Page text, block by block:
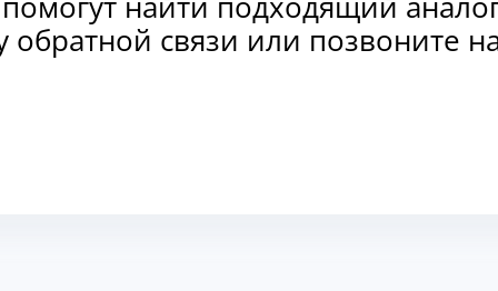
обратной связи или